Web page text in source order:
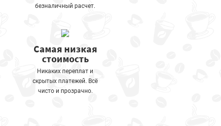
безналичный расчет.
Самая низкая
стоимость
Никаких переплат и
скрытых платежей. Всё
чисто и прозрачно.